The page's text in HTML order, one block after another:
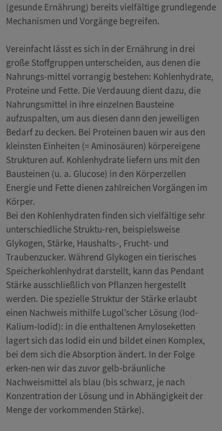
(gesunde Ernährung) bereits vielfältige grundlegende
Mechanismen und Vorgänge begreifen.
Vereinfacht lässt es sich in der Ernährung in drei
große Stoffgruppen unterscheiden, aus denen die
Nahrungs-mittel vorrangig bestehen: Kohlenhydrate,
Proteine und Fette. Die Verdauung dient dazu, die
Nahrungsmittel in ihre einzelnen Bausteine
aufzuspalten, um aus diesen dann den jeweiligen
Bedarf zu decken. Bei Proteinen bauen wir aus den
kleinsten Einheiten (= Aminosäuren) körpereigene
Strukturen auf. Kohlenhydrate liefern uns mit den
Bausteinen (u. a. Glucose) in den Körperzellen
Energie und Fette dienen zahlreichen Vorgängen im
Körper.
Bei den Kohlenhydraten finden sich vielfältige sehr
unterschiedliche Struktu-ren, beispielsweise
Glykogen, Stärke, Haushalts-, Frucht- und
Traubenzucker. Während Glykogen ein tierisches
Speicherkohlenhydrat darstellt, kann das Pendant
Stärke ausschließlich von Pflanzen hergestellt
werden. Die spezielle Struktur der Stärke erlaubt
einen Nachweis mithilfe Lugol’scher Lösung (Iod-
Kalium-Iodid): in die enthaltenen Amyloseketten
lagert sich das Iodid ein und bildet einen Komplex,
bei dem sich die Absorption ändert. In der Folge
erken-nen wir das zuvor gelb-bräunliche
Nachweismittel als blau (bis schwarz, je nach
Konzentration der Lösung und in Abhängigkeit der
Menge der vorkommenden Stärke).